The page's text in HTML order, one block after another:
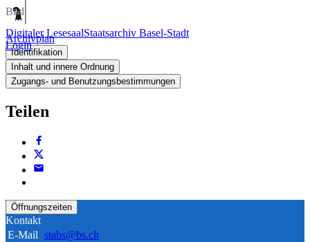
Digitaler LesesaalStaatsarchiv Basel-Stadt
Login
Bild
Archivplan
Identifikation
Inhalt und innere Ordnung
Zugangs- und Benutzungsbestimmungen
Teilen
Öffnungszeiten
Kontakt
E-Mail stabs@bs.ch